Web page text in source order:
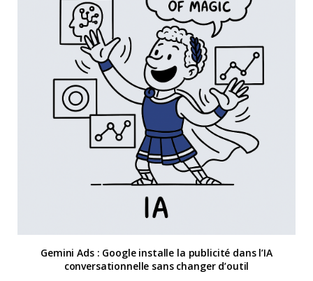
Gemini Ads : Google installe la publicité dans l’IA
conversationnelle sans changer d’outil